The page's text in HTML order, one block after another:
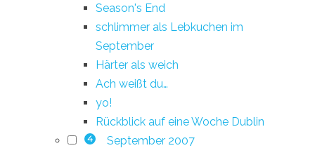
Season's End
schlimmer als Lebkuchen im
September
Härter als weich
Ach weißt du…
yo!
Rückblick auf eine Woche Dublin
4 September 2007